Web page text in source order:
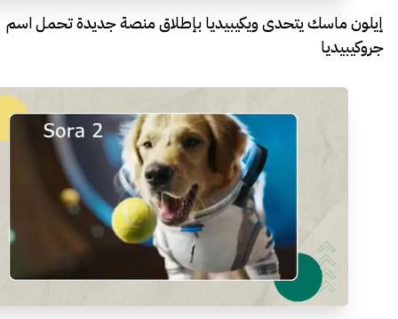
إيلون ماسك يتحدى ويكيبيديا بإطلاق منصة جديدة تحمل اسم
جروكيبيديا